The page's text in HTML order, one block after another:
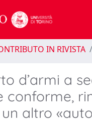
IN RIVISTA
d’armi a
conforme,
altro